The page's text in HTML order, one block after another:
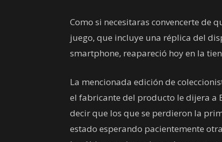
Como si necesitaras convencerte de
juego, que incluye una réplica del
smartphone, reapareció hoy en la
La mencionada edición de
el fabricante del producto le dijera a
decir que los que se perdieron la
estado esperando pacientemente